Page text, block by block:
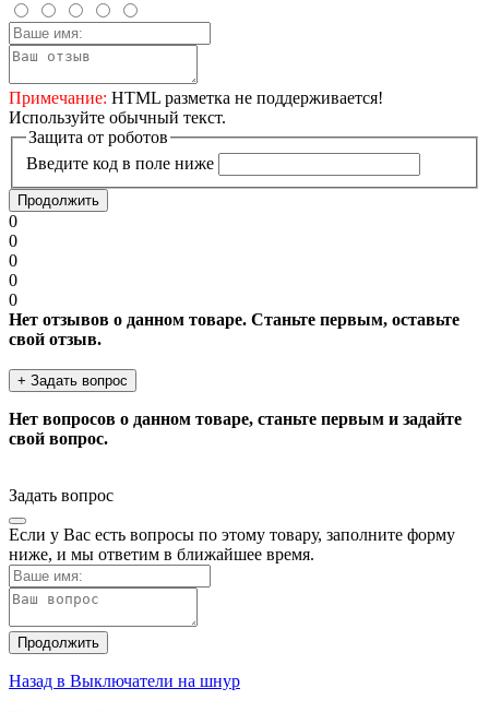
Примечание: HTML разметка не поддерживается!
Используйте обычный текст.
Защита от роботов
Введите код в поле ниже
Продолжить
0
0
0
0
0
Нет отзывов о данном товаре. Станьте первым, оставьте
свой отзыв.
+ Задать вопрос
Нет вопросов о данном товаре, станьте первым и задайте
свой вопрос.
Задать вопрос
Если у Вас есть вопросы по этому товару, заполните форму
ниже, и мы ответим в ближайшее время.
Продолжить
Назад в Выключатели на шнур